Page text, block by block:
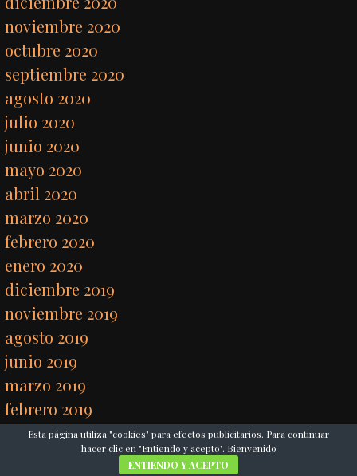
noviembre 2020
octubre 2020
septiembre 2020
agosto 2020
julio 2020
junio 2020
mayo 2020
abril 2020
marzo 2020
febrero 2020
enero 2020
diciembre 2019
noviembre 2019
agosto 2019
junio 2019
marzo 2019
febrero 2019
diciembre 2018
noviembre 2018
Esta página utiliza "cookies" para efectos publicitarios. Para continuar
hacer clic en "Entiendo y acepto". Bienvenido
ENTIENDO Y ACEPTO